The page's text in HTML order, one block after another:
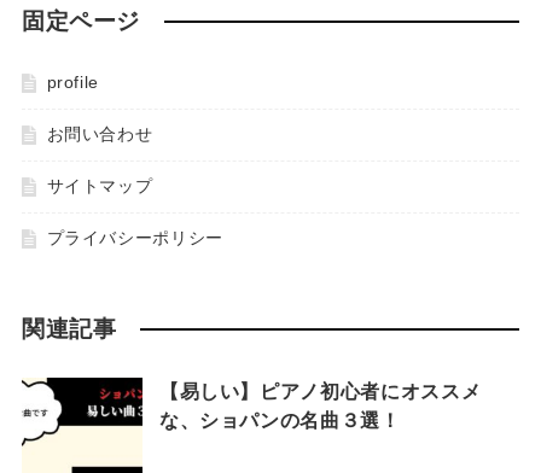
固定ページ
profile
お問い合わせ
サイトマップ
プライバシーポリシー
関連記事
【易しい】ピアノ初心者にオススメ
な、ショパンの名曲３選！